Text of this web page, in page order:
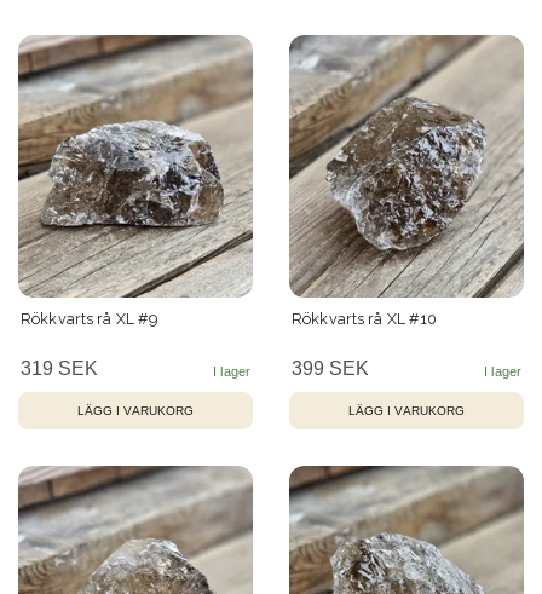
Rökkvarts rå XL #9
319 SEK
Rökkvarts rå XL #10
399 SEK